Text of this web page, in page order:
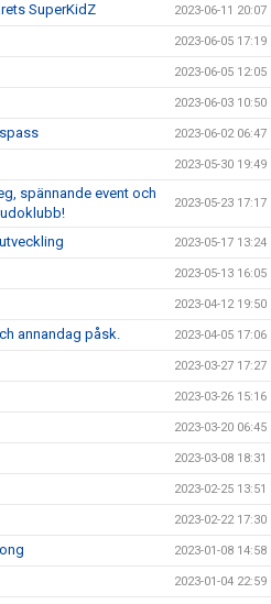
SuperKidZ 2023-06-11 20:07
2023-06-05 17:19
2023-06-05 12:05
2023-06-03 10:50
2023-06-02 06:47
2023-05-30 19:49
spännande event och
2023-05-23 17:17
2023-05-17 13:24
2023-05-13 16:05
2023-04-12 19:50
annandag påsk. 2023-04-05 17:06
2023-03-27 17:27
2023-03-26 15:16
2023-03-20 06:45
2023-03-08 18:31
2023-02-25 13:51
2023-02-22 17:30
2023-01-08 14:58
2023-01-04 22:59